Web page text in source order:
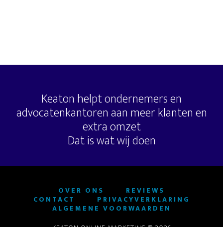
Keaton helpt ondernemers en
advocatenkantoren aan meer klanten en
extra omzet
Dat is wat wij doen
OVER ONS REVIEWS
CONTACT PRIVACYVERKLARING
ALGEMENE VOORWAARDEN